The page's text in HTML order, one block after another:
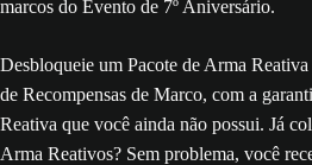
Desbloqueie um Pacote de Arma
de Recompensas de Marco, com a
Reativa que você ainda não possui. Já
Arma Reativos? Sem problema, você